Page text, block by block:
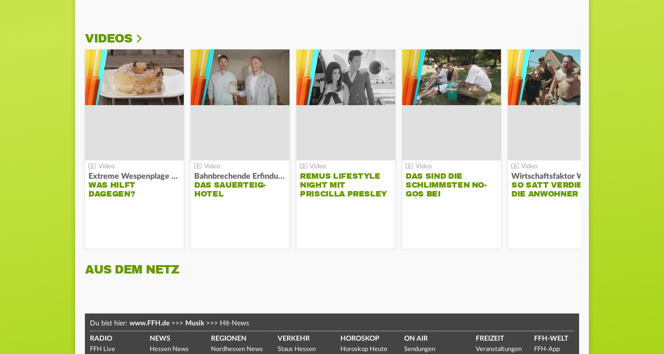
VIDEOS
Extreme Wespenplage 2026:
WAS HILFT
DAGEGEN?
Bahnbrechende Erfindung?
DAS SAUERTEIG-
HOTEL
REMUS LIFESTYLE
NIGHT MIT
PRISCILLA PRESLEY
DAS SIND DIE
SCHLIMMSTEN NO-
GOS BEI
SO SATT VERDIENEN
DIE ANWOHNER AM…
AUS DEM NETZ
Du bist hier: www.FFH.de >>> Musik >>> Hit-News
RADIO
FFH Live
NEWS
Hessen News
REGIONEN
Nordhessen News
VERKEHR
Staus Hessen
HOROSKOP
Horoskop Heute
ON AIR
Sendungen
FREIZEIT
Veranstaltungen
FFH-WELT
FFH-App